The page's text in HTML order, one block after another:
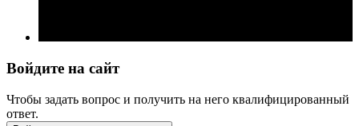
Войдите на сайт
Чтобы задать вопрос и получить на него квалифицированный
ответ.